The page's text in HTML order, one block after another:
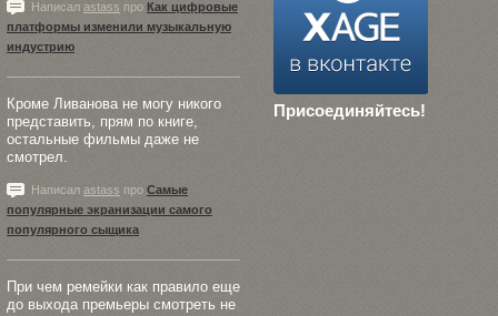
Присоединяйтесь!
Написал astass про Как цифровые
платформы изменили музыкальную
индустрию
Кроме Ливанова не могу никого
представить, прям по книге,
остальные фильмы даже не
смотрел.
Написал astass про Самые
популярные экранизации самого
популярного сыщика
При чем ремейки как правило еще
до выхода премьеры смотреть не